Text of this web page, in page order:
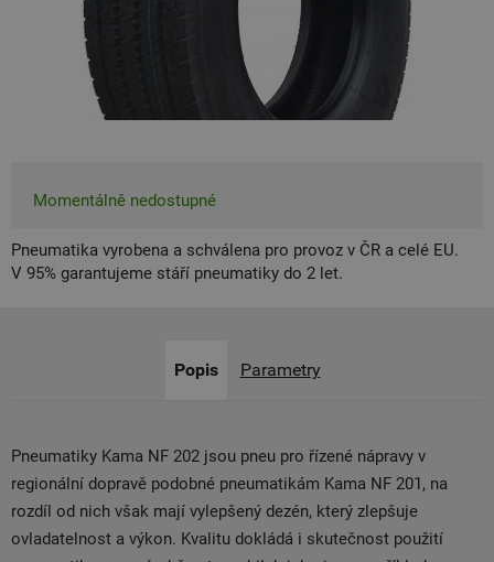
Momentálně nedostupné
Pneumatika vyrobena a schválena pro provoz v ČR a celé EU.
V 95% garantujeme stáří pneumatiky do 2 let.
Popis Parametry
Pneumatiky Kama NF 202 jsou pneu pro řízené nápravy v
regionální dopravě podobné pneumatikám Kama NF 201, na
rozdíl od nich však mají vylepšený dezén, který zlepšuje
ovladatelnost a výkon. Kvalitu dokládá i skutečnost použití